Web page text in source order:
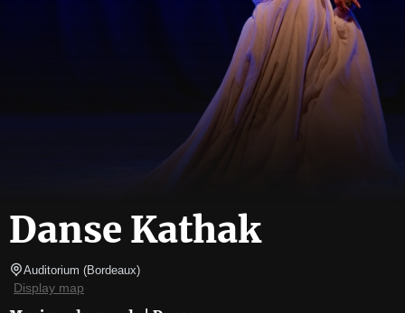
Danse Kathak
Auditorium (Bordeaux)
Display map